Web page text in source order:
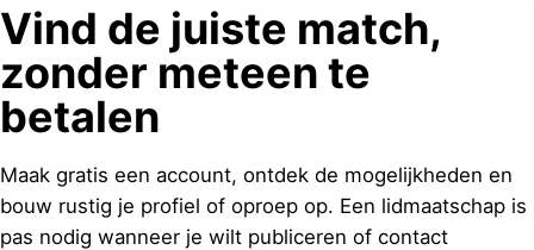
Vind de juiste match,
zonder meteen te
betalen
Maak gratis een account, ontdek de mogelijkheden en
bouw rustig je profiel of oproep op. Een lidmaatschap is
pas nodig wanneer je wilt publiceren of contact